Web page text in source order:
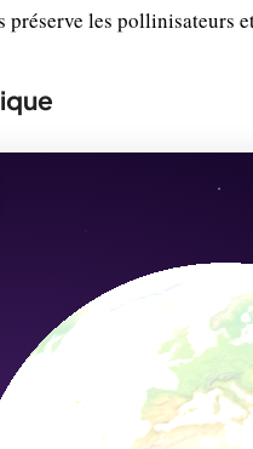
préserve les pollinisateurs